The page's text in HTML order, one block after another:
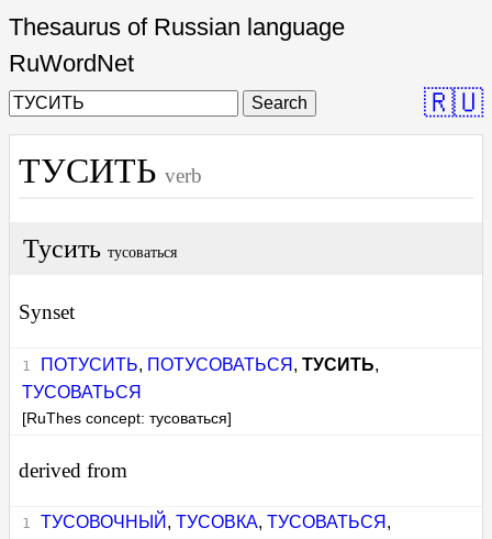
Thesaurus of Russian language
RuWordNet
Search 🇷🇺
ТУСИТЬ verb
Тусить тусоваться
Synset
ПОТУСИТЬ, ПОТУСОВАТЬСЯ , ТУСИТЬ,
ТУСОВАТЬСЯ
[RuThes concept: тусоваться]
derived from
ТУСОВОЧНЫЙ , ТУСОВКА, ТУСОВАТЬСЯ ,